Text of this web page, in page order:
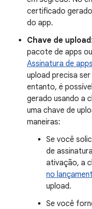
certificado
do app.
Chave de upload
pacote de apps
Assinatura de
upload precisa
entanto, é
gerado usando a
uma chave de
maneiras:
Se você
de
ativação, a
no
upload.
Se você